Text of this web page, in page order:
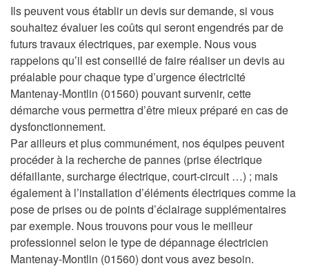
Ils peuvent vous établir un devis sur demande, si vous
souhaitez évaluer les coûts qui seront engendrés par de
futurs travaux électriques, par exemple. Nous vous
rappelons qu’il est conseillé de faire réaliser un devis au
préalable pour chaque type d’urgence électricité
Mantenay-Montlin (01560) pouvant survenir, cette
démarche vous permettra d’être mieux préparé en cas de
dysfonctionnement.
Par ailleurs et plus communément, nos équipes peuvent
procéder à la recherche de pannes (prise électrique
défaillante, surcharge électrique, court-circuit …) ; mais
également à l’installation d’éléments électriques comme la
pose de prises ou de points d’éclairage supplémentaires
par exemple. Nous trouvons pour vous le meilleur
professionnel selon le type de dépannage électricien
Mantenay-Montlin (01560) dont vous avez besoin.